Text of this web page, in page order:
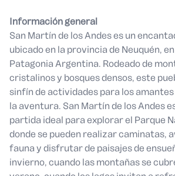
Información general
San Martín de los Andes es un
ubicado en la provincia de Neuquén,
Patagonia Argentina. Rodeado de
cristalinos y bosques densos, este
sinfín de actividades para los
la aventura. San Martín de los Andes
partida ideal para explorar el Parque
donde se pueden realizar caminatas,
fauna y disfrutar de paisajes de
invierno, cuando las montañas se